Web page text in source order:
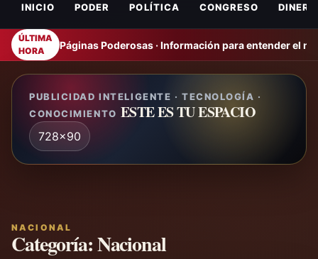
INICIO PODER POLÍTICA CONGRESO DINERO
ÚLTIMA
HORA
Páginas Poderosas · Información para entender el
PUBLICIDAD INTELIGENTE · TECNOLOGÍA ·
CONOCIMIENTO ESTE ES TU ESPACIO
728x90
NACIONAL
Categoría:Nacional